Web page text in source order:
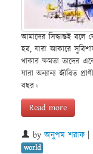
আমাদের সিদ্ধান্তই
হব, যারা আকারে
থাকার ক্ষমতা তাদের
যারা অন্যান্য জীবিত
বছর।
Read more
byঅনুপম শরাফ|
world